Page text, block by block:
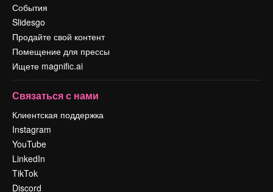
События
Slidesgo
Продайте свой контент
Помещение для прессы
Ищете magnific.ai
Связаться с нами
Клиентская поддержка
Instagram
YouTube
LinkedIn
TikTok
Discord